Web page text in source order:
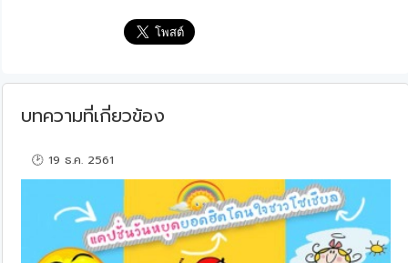
บทความที่เกี่ยวข้อง
🕑 19 ธ.ค. 2561